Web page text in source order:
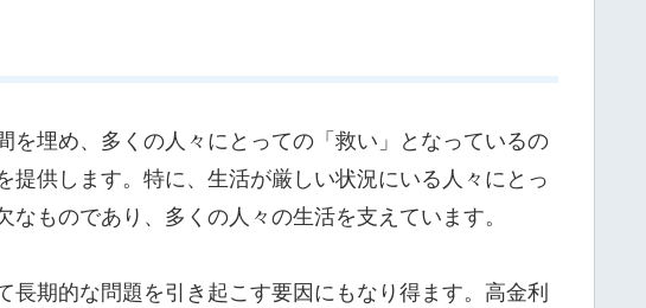
埋め、多くの人々にとっての「救い」となっているの
供します。特に、生活が厳しい状況にいる人々にとっ
ものであり、多くの人々の生活を支えています。
期的な問題を引き起こす要因にもなり得ます。高金利